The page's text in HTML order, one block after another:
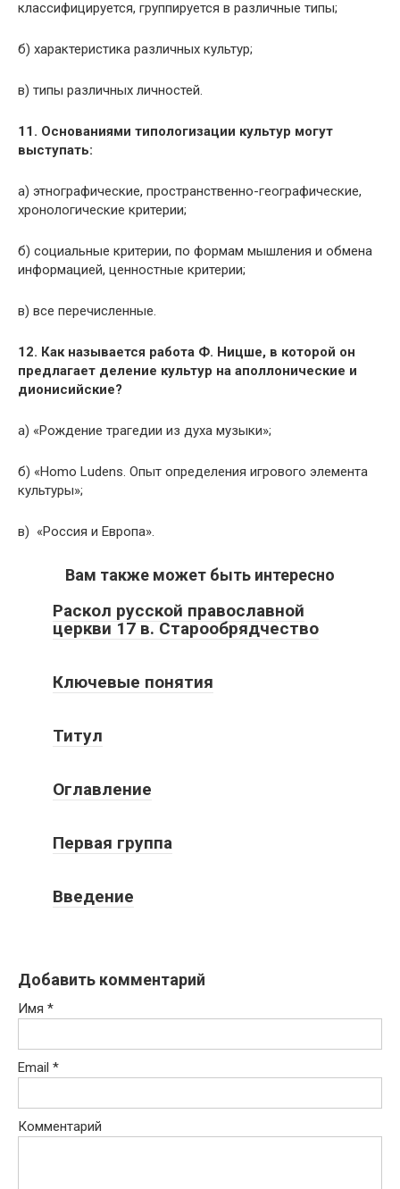
классифицируется, группируется в различные типы;
б) характеристика различных культур;
в) типы различных личностей.
11. Основаниями типологизации культур могут
выступать:
а) этнографические, пространственно-географические,
хронологические критерии;
б) социальные критерии, по формам мышления и обмена
информацией, ценностные критерии;
в) все перечисленные.
12. Как называется работа Ф. Ницше, в которой он
предлагает деление культур на аполлонические и
дионисийские?
а) «Рождение трагедии из духа музыки»;
б) «Homo Ludens. Опыт определения игрового элемента
культуры»;
в) «Россия и Европа».
Вам также может быть интересно
Раскол русской православной
церкви 17 в. Старообрядчество
Ключевые понятия
Титул
Оглавление
Первая группа
Введение
Добавить комментарий
Имя *
Email *
Комментарий